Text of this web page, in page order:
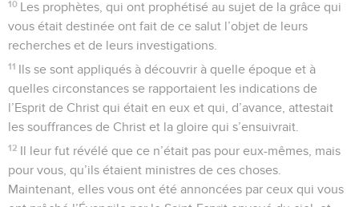
l’hypocrisie, l’envie et toute médisance ;
désirez comme des enfants nouveaux-nés le lait non
frelaté de la parole, afin que par lui vous croissiez pour le
3 si vous avez goûté que le Seigneur est bon.
4 Approchez-vous de lui, pierre vivante, rejetée par les
hommes, mais choisie et précieuse devant Dieu,
5 et vous-mêmes, comme des pierres vivantes, édifiez-vous
pour former une maison spirituelle, un saint sacerdoce, en
Contenus Versions Commentaires Strong Dictionnaire